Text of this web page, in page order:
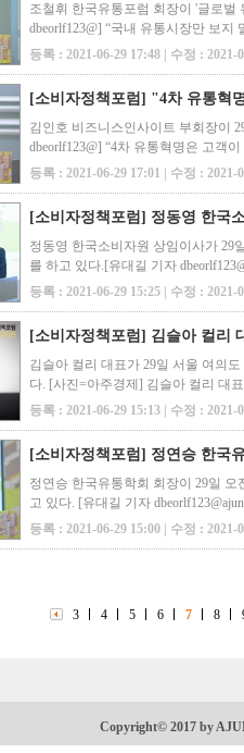
조철휘 한국유통포럼 회장이 '글로
dbeorlf123@] “국내 유통시장만 보
소용돌이에서 생존할 수 있다.” 조철
등록 : 2021-06-29 17:48 | 수정 : 2021-
[소비자정책포럼] "4차 유통혁
김인호 비즈니스인사이트 부회장이
dbeorlf123@] “4차 유통혁명은 고객
비즈니스인사이트 부회장은 29일
등록 : 2021-06-29 17:01 | 수정 : 2021-
[소비자정책포럼] 정동영 한국
정동영 한국소비자원 상임이사가 29
를 하고 있다.[유대길 기자
환경은 개선하면서 소비자의 신뢰도
등록 : 2021-06-29 15:25 | 수정 : 2021-
[소비자정책포럼] 김슬아 컬리
김슬아 컬리 대표가 29일 서울 여의
다. [사진=아주경제] 김슬아 컬리 대
다’고 체감하고 있다”고 밝혔다. 김
등록 : 2021-06-29 15:13 | 수정 : 2021-
[소비자정책포럼] 정연승 한국
정연승 한국유통학회 회장이 29일
고 있다. [유대길 기자
유통산업의 핵심 가치이자 목표”라
등록 : 2021-06-29 15:00 | 수정 : 2021-
3 4 5 6 7 8
Copyright© 2017 by